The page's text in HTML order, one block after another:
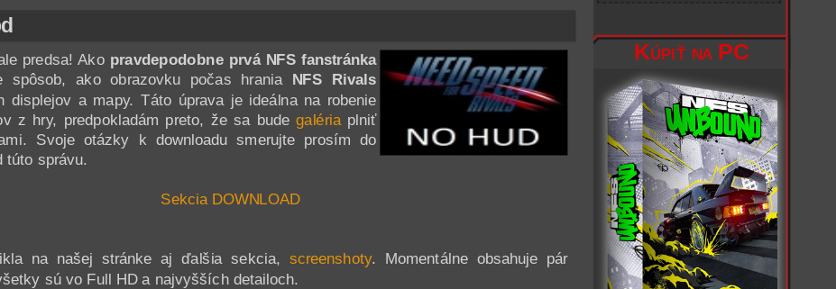
Kúpiť na PC
predsa! Ako pravdepodobne prvá NFS fanstránka
spôsob, ako obrazovku počas hrania NFS Rivals
displejov a mapy. Táto úprava je ideálna na robenie
z hry, predpokladám preto, že sa budegalériaplniť
Svoje otázky k downloadu smerujte prosím do
túto správu.
Sekcia DOWNLOAD
na našej stránke aj ďalšia sekcia, screenshoty. Momentálne obsahuje pár
sú vo Full HD a najvyšších detailoch.